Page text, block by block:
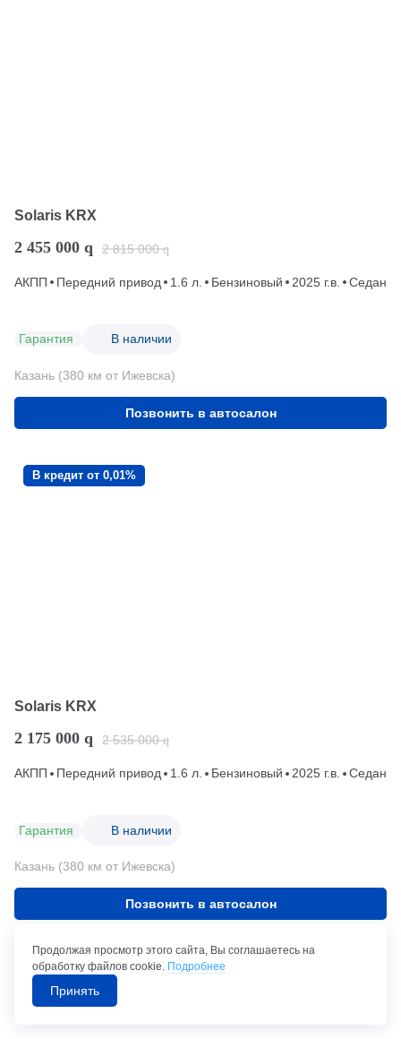
Solaris KRX
2 455 000 q 2 815 000 q
АКПП Передний привод 1.6 л. Бензиновый 2025 г.в. Седан
Гарантия В наличии
Казань (380 км от Ижевска)
Позвонить в автосалон
В кредит от 0,01%
Solaris KRX
2 175 000 q 2 535 000 q
АКПП Передний привод 1.6 л. Бензиновый 2025 г.в. Седан
Гарантия В наличии
Казань (380 км от Ижевска)
Позвонить в автосалон
В кредит от 0,01%
Продолжая просмотр этого сайта, Вы соглашаетесь на
обработку файлов cookie. Подробнее
Принять